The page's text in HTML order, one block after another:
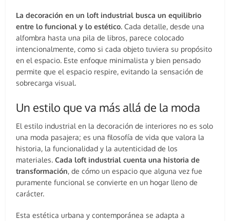
La decoración en un loft industrial busca un equilibrio
entre lo funcional y lo estético. Cada detalle, desde una
alfombra hasta una pila de libros, parece colocado
intencionalmente, como si cada objeto tuviera su propósito
en el espacio. Este enfoque minimalista y bien pensado
permite que el espacio respire, evitando la sensación de
sobrecarga visual.
Un estilo que va más allá de la moda
El estilo industrial en la decoración de interiores no es solo
una moda pasajera; es una filosofía de vida que valora la
historia, la funcionalidad y la autenticidad de los
materiales.Cada loft industrial cuenta una historia de
transformación, de cómo un espacio que alguna vez fue
puramente funcional se convierte en un hogar lleno de
carácter.
Esta estética urbana y contemporánea se adapta a